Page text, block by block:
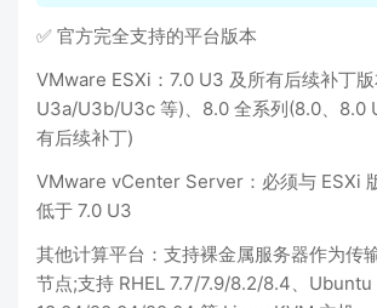
✅ 官方完全支持的平台版本
VMware ESXi：7.0 U3 及所有后续补丁
U3a/U3b/U3c 等)、8.0 全系列(8.0、8.0
有后续补丁)
VMware vCenter Server：必须与 ESXi
低于 7.0 U3
其他计算平台：支持裸金属服务器作为传
节点;支持 RHEL 7.7/7.9/8.2/8.4、Ubuntu